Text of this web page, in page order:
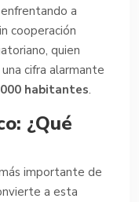
a
cooperación
quien
cifra alarmante
habitantes.
¿Qué
importante de
a esta